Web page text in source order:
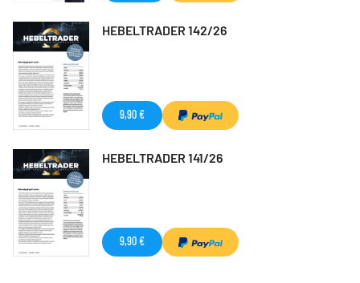
HEBELTRADER 142/26
9,90 €
HEBELTRADER 141/26
9,90 €